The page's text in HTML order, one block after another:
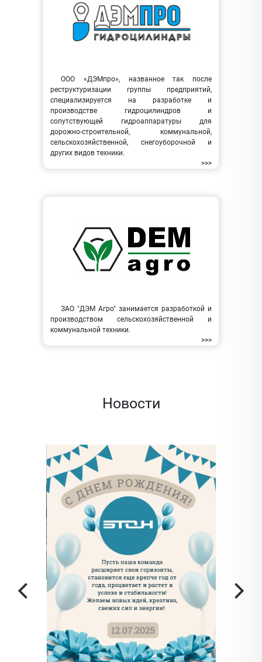
ООО «ДЭМпро», названное так после
реструктуризации группы предприятий,
специализируется на разработке и
производстве гидроцилиндров и
сопутствующей гидроаппаратуры для
дорожно-строительной, коммунальной,
сельскохозяйственной, снегоуборочной и
других видов техники.
>>>
ЗАО "ДЭМ Агро" занимается разработкой и
производством сельскохозяйственной и
коммунальной техники.
>>>
Новости